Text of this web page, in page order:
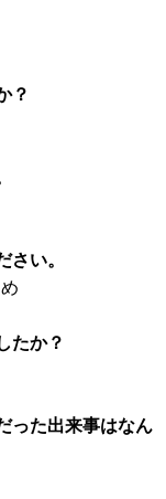
？
さい。
たか？
った出来事はなん